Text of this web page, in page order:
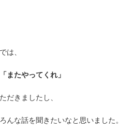
は、
「またやってくれ」
だきましたし、
んな話を聞きたいなと思いました。